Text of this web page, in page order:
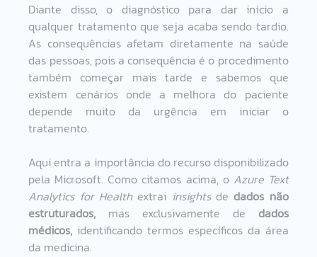
Diante disso, o diagnóstico para dar início a
qualquer tratamento que seja acaba sendo tardio.
As consequências afetam diretamente na saúde
das pessoas, pois a consequência é o procedimento
também começar mais tarde e sabemos que
existem cenários onde a melhora do paciente
depende muito da urgência em iniciar o
tratamento.
Aqui entra a importância do recurso disponibilizado
pela Microsoft. Como citamos acima, o Azure Text
Analytics for Health extrai insights de dados não
estruturados, mas exclusivamente de dados
médicos, identificando termos específicos da área
da medicina.